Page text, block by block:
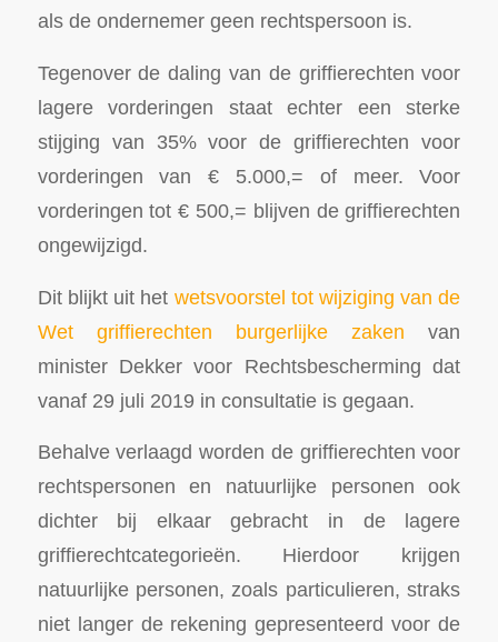
als de ondernemer geen rechtspersoon is.
Tegenover de daling van de griffierechten voor
lagere vorderingen staat echter een sterke
stijging van 35% voor de griffierechten voor
vorderingen van € 5.000,= of meer. Voor
vorderingen tot € 500,= blijven de griffierechten
ongewijzigd.
Dit blijkt uit het wetsvoorstel tot wijziging van de
Wet griffierechten burgerlijke zaken van
minister Dekker voor Rechtsbescherming dat
vanaf 29 juli 2019 in consultatie is gegaan.
Behalve verlaagd worden de griffierechten voor
rechtspersonen en natuurlijke personen ook
dichter bij elkaar gebracht in de lagere
griffierechtcategorieën. Hierdoor krijgen
natuurlijke personen, zoals particulieren, straks
niet langer de rekening gepresenteerd voor de